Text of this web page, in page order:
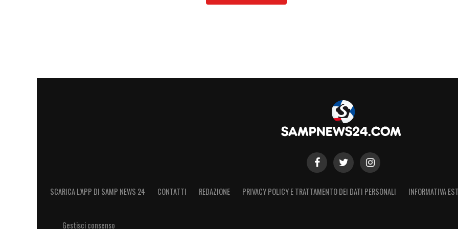
SCARICA L’APP DI SAMP NEWS 24 CONTATTI REDAZIONE PRIVACY POLICY E TRATTAMENTO DEI DATI PERSONALI INFORMATIVA
Gestisci consenso